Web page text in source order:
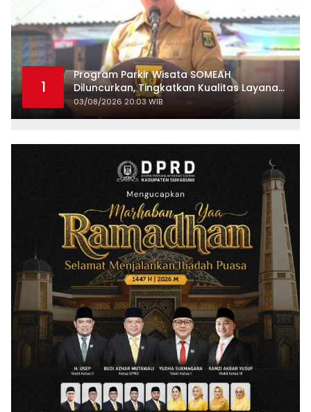
1
Program Parkir Wisata SOMEAH
Diluncurkan, Tingkatkan Kualitas Layanan
Kepariwisataan
03/08/2026 20:03 WIB